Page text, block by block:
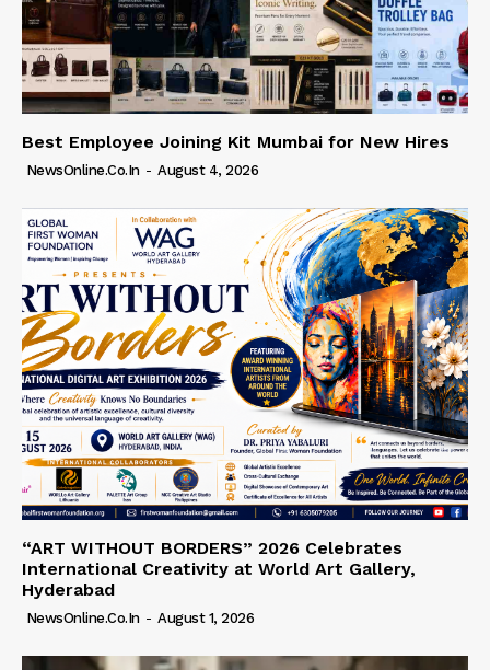
Best Employee Joining Kit Mumbai for New Hires
NewsOnline.co.in - August 4, 2026
“ART WITHOUT BORDERS” 2026 Celebrates
International Creativity at World Art Gallery,
Hyderabad
NewsOnline.co.in - August 1, 2026